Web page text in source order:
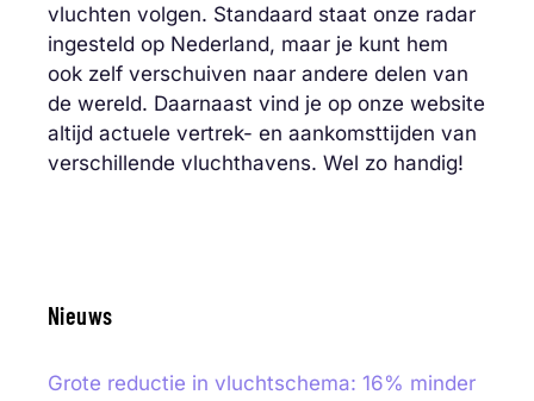
vluchten volgen. Standaard staat onze radar
ingesteld op Nederland, maar je kunt hem
ook zelf verschuiven naar andere delen van
de wereld. Daarnaast vind je op onze website
altijd actuele vertrek- en aankomsttijden van
verschillende vluchthavens. Wel zo handig!
Nieuws
Grote reductie in vluchtschema: 16% minder